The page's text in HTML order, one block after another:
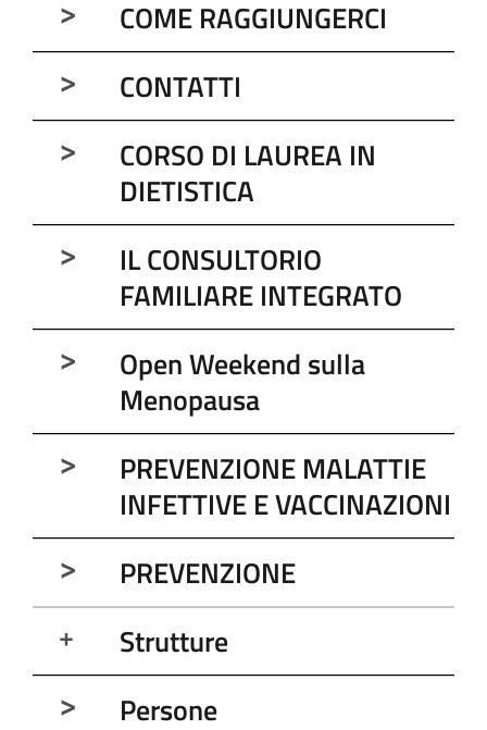
COME RAGGIUNGERCI
CONTATTI
CORSO DI LAUREA IN
DIETISTICA
IL CONSULTORIO
FAMILIARE INTEGRATO
Open Weekend sulla
Menopausa
PREVENZIONE MALATTIE
INFETTIVE E VACCINAZIONI
PREVENZIONE
Strutture
Persone